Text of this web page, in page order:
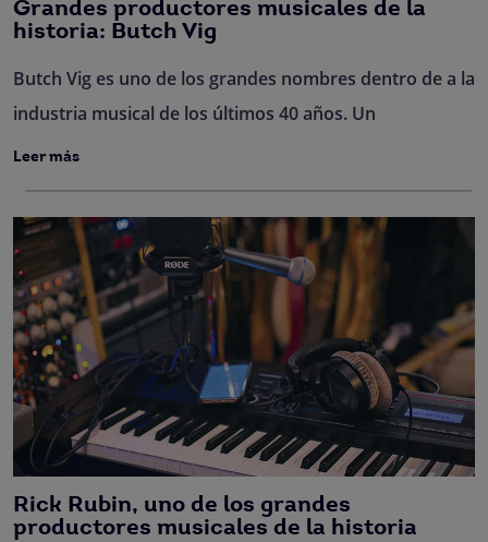
Grandes productores musicales de la
historia: Butch Vig
Butch Vig es uno de los grandes nombres dentro de a la
industria musical de los últimos 40 años. Un
Leer más
Rick Rubin, uno de los grandes
productores musicales de la historia